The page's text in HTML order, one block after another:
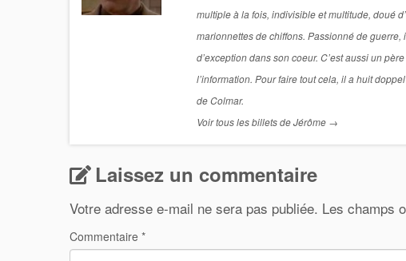
multiple à la fois, indivisible et multitude, doué
marionnettes de chiffons. Passionné de
d’exception dans son coeur. C’est aussi un
l’information. Pour faire tout cela, il a huit
de Colmar.
Voir tous les billets de Jérôme →
Laissez un commentaire
Votre adresse e-mail ne sera pas publiée. Les champs
Commentaire *